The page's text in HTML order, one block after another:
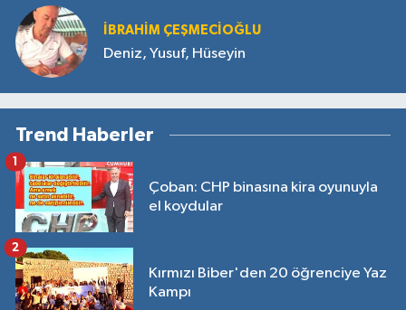
İBRAHIM ÇEŞMECİOĞLU
Deniz, Yusuf, Hüseyin
Trend Haberler
Çoban: CHP binasına kira oyunuyla
el koydular
1
Kırmızı Biber'den 20 öğrenciye Yaz
Kampı
2